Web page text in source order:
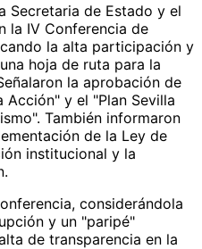
Secretaria de Estado y el
la IV Conferencia de
la alta participación y
hoja de ruta para la
la aprobación de
y el "Plan Sevilla
También informaron
de la Ley de
institucional y la
considerándola
y un "paripé"
de transparencia en la